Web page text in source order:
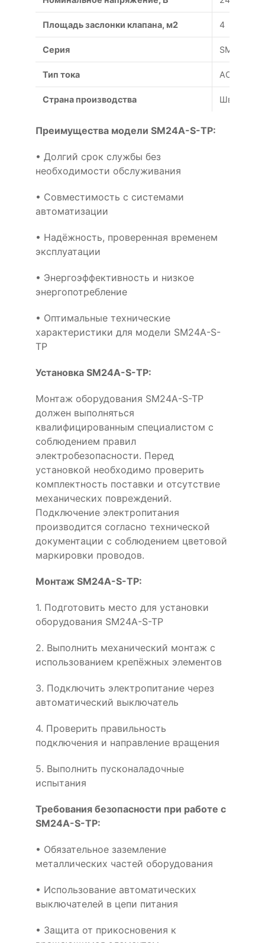
Площадь заслонки клапана, м2 4
Серия SM
Тип тока AC/DC
Страна производства
Преимущества модели SM24A-S-TP:
• Долгий срок службы без
необходимости обслуживания
• Совместимость с системами
автоматизации
• Надёжность, проверенная временем
эксплуатации
• Энергоэффективность и низкое
энергопотребление
• Оптимальные технические
характеристики для модели SM24A-S-
TP
Установка SM24A-S-TP:
Монтаж оборудования SM24A-S-TP
должен выполняться
квалифицированным специалистом с
соблюдением правил
электробезопасности. Перед
установкой необходимо проверить
комплектность поставки и отсутствие
механических повреждений.
Подключение электропитания
производится согласно технической
документации с соблюдением цветовой
маркировки проводов.
Монтаж SM24A-S-TP:
1. Подготовить место для установки
оборудования SM24A-S-TP
2. Выполнить механический монтаж с
использованием крепёжных элементов
3. Подключить электропитание через
автоматический выключатель
4. Проверить правильность
подключения и направление вращения
5. Выполнить пусконаладочные
испытания
Требования безопасности при работе с
SM24A-S-TP:
• Обязательное заземление
металлических частей оборудования
• Использование автоматических
выключателей в цепи питания
• Защита от прикосновения к